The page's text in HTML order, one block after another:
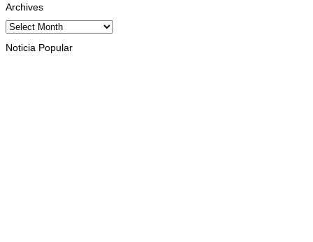
Archives
Archives
Noticia Popular